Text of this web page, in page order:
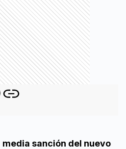
media sanción del nuevo